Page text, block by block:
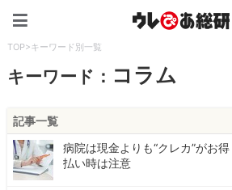
TOP>キーワード別一覧
キーワード： コラム
記事一覧
病院は現金よりも“クレカ”がお
払い時は注意